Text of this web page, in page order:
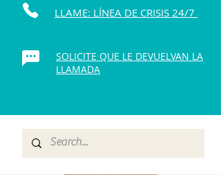
LLAME: LÍNEA DE CRISIS 24/7
SOLICITE QUE LE DEVUELVAN LA
LLAMADA